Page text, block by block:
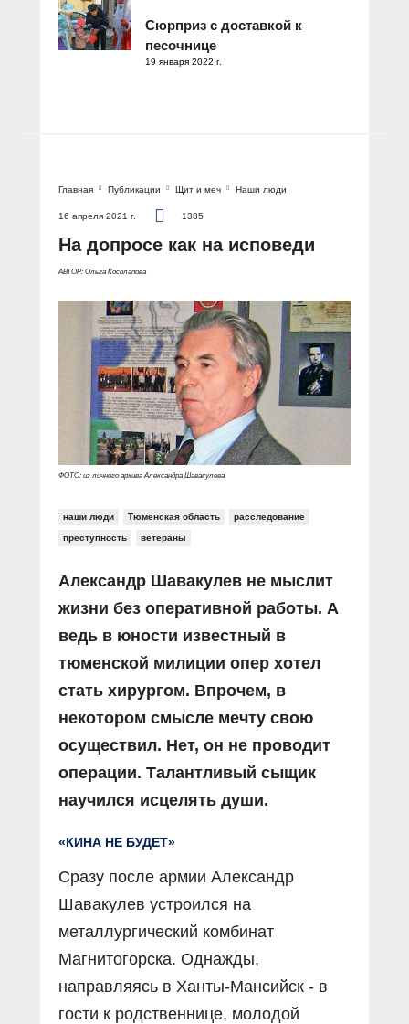
Сюрприз с доставкой к
песочнице
19 января 2022 г.
Главная Публикации Щит и меч Наши люди
16 апреля 2021 г. 1385
На допросе как на исповеди
АВТОР: Ольга Косолапова
ФОТО: из личного архива Александра Шавакулева
наши люди Тюменская область расследование
преступность ветераны
Александр Шавакулев не мыслит
жизни без оперативной работы. А
ведь в юности известный в
тюменской милиции опер хотел
стать хирургом. Впрочем, в
некотором смысле мечту свою
осуществил. Нет, он не проводит
операции. Талантливый сыщик
научился исцелять души.
«КИНА НЕ БУДЕТ»
Сразу после армии Александр
Шавакулев устроился на
металлургический комбинат
Магнитогорска. Однажды,
направляясь в Ханты-Мансийск - в
гости к родственнице, молодой